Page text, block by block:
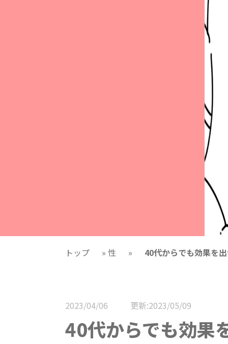
トップ » 性 » 40代からでも効果を
2023/04/06 更新:2023/05/09
40代からでも効果